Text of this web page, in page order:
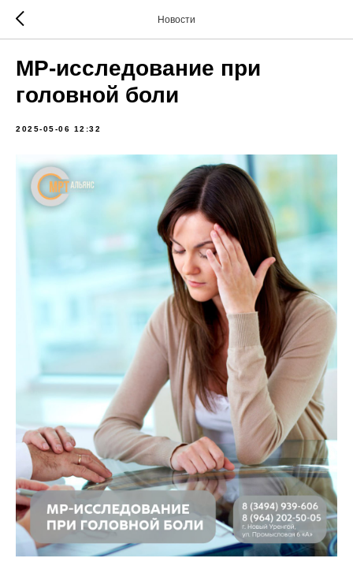
Новости
МР-исследование при
головной боли
2025-05-06 12:32